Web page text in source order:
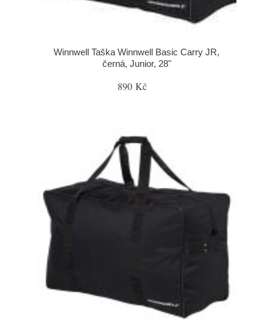
Winnwell Taška Winnwell Basic Carry JR,
černá, Junior, 28"
890 Kč